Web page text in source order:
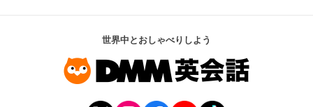
世界中とおしゃべりしよう